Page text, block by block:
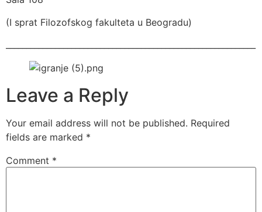
(I sprat Filozofskog fakulteta u Beogradu)
Leave a Reply
Your email address will not be published. Required
fields are marked *
Comment *